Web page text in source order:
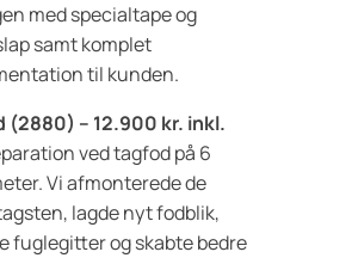
med specialtape og
samt komplet
til kunden.
(2880) – 12.900 kr. inkl.
ved tagfod på 6
Vi afmonterede de
lagde nyt fodblik,
fuglegitter og skabte bedre